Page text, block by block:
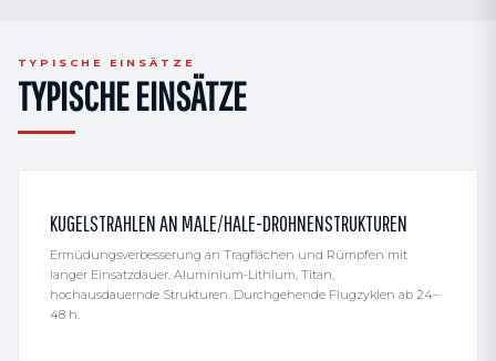
TYPISCHE EINSÄTZE
TYPISCHE EINSÄTZE
KUGELSTRAHLEN AN MALE/HALE-DROHNENSTRUKTUREN
Ermüdungs­verbesserung an Tragflächen und Rümpfen mit
langer Einsatzdauer. Aluminium-Lithium, Titan,
hochausdauernde Strukturen. Durchgehende Flugzyklen ab 24–
48 h.